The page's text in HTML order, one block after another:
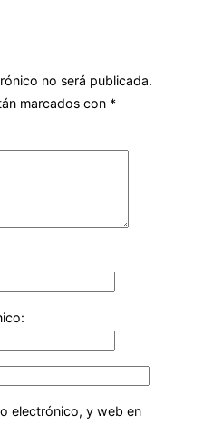
no será publicada.
marcados con *
electrónico, y web en